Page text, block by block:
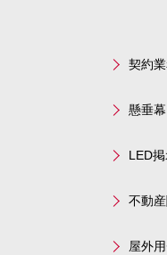
契約
懸垂
LED
不動
屋外